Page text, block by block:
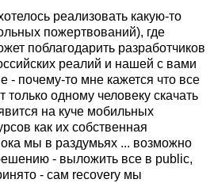
реализовать какую-то
пожертвований), где
поблагодарить разработчиков
реалий и нашей с вами
- почему-то мне кажется что все
только одному человеку скачать
на куче мобильных
как их собственная
мы в раздумьях ... возможно
- выложить все в public,
- сам recovery мы